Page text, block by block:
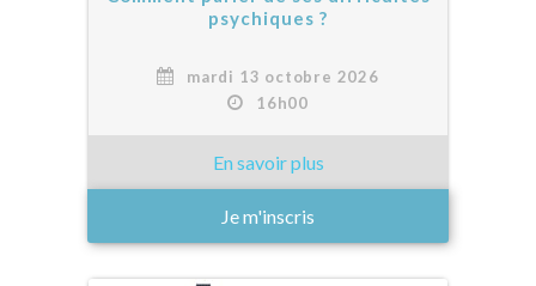
psychiques ?
mardi 13 octobre 2026
16h00
Je m'inscris